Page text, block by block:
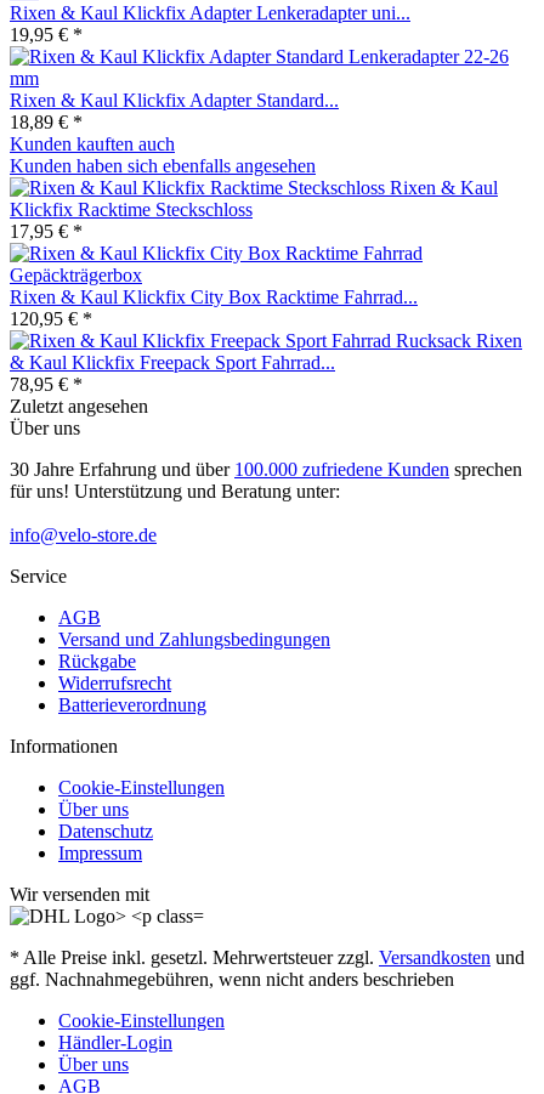
Rixen & Kaul Klickfix Adapter Lenkeradapter uni...
19,95 € *
Rixen & Kaul Klickfix Adapter Standard...
18,89 € *
Kunden kauften auch
Kunden haben sich ebenfalls angesehen
Rixen & Kaul
Klickfix Racktime Steckschloss
17,95 € *
Rixen & Kaul Klickfix City Box Racktime Fahrrad...
120,95 € *
Rixen
& Kaul Klickfix Freepack Sport Fahrrad...
78,95 € *
Zuletzt angesehen
Über uns
30 Jahre Erfahrung und über 100.000 zufriedene Kunden sprechen
für uns! Unterstützung und Beratung unter:
info@velo-store.de
Service
AGB
Versand und Zahlungsbedingungen
Rückgabe
Widerrufsrecht
Batterieverordnung
Informationen
Cookie-Einstellungen
Über uns
Datenschutz
Impressum
Wir versenden mit
* Alle Preise inkl. gesetzl. Mehrwertsteuer zzgl. Versandkosten und
ggf. Nachnahmegebühren, wenn nicht anders beschrieben
Cookie-Einstellungen
Händler-Login
Über uns
AGB